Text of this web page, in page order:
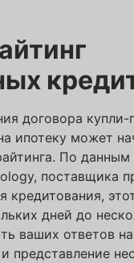
договора
ипотеку может
По данным
поставщика
кредитования,
дней до
ваших ответов
представление